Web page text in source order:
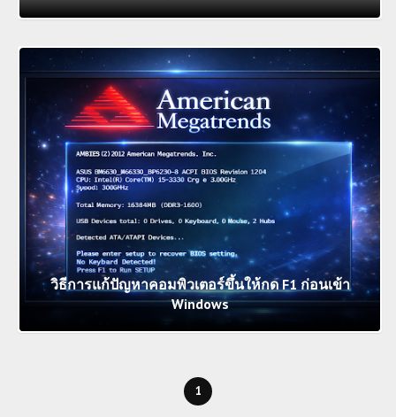
วิธีการแก้ปัญหาคอมพิวเตอร์ขึ้นให้กด F1 ก่อนเข้า
Windows
1